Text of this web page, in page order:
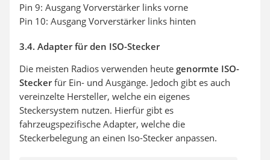
Pin 9: Ausgang Vorverstärker links vorne
Pin 10: Ausgang Vorverstärker links hinten
3.4. Adapter für den ISO-Stecker
Die meisten Radios verwenden heute genormte ISO-
Steckerfür Ein- und Ausgänge. Jedoch gibt es auch
vereinzelte Hersteller, welche ein eigenes
Steckersystem nutzen. Hierfür gibt es
fahrzeugspezifische Adapter, welche die
Steckerbelegung an einen Iso-Stecker anpassen.